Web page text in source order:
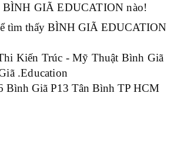
BÌNH GIÃ EDUCATION nào!
tìm thấy BÌNH GIÃ EDUCATION
Kiến Trúc - Mỹ Thuật Bình Giã
.Education
Bình Giã P13 Tân Bình TP HCM